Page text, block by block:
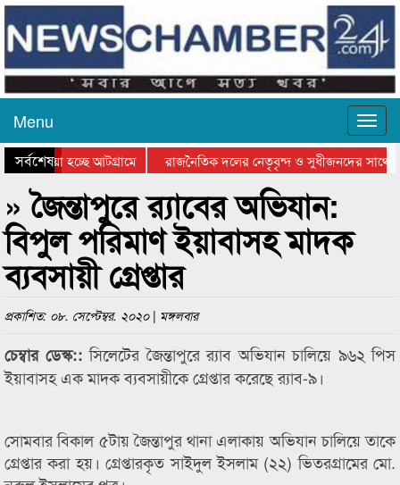
Menu
সর্বশেষ
যাওয়া হচ্ছে আটগ্রামে
রাজনৈতিক দলের নেতৃবৃন্দ ও সুধীজনদের সাথে
পুরস্কার বিতরণ সম্পন্ন
সিলেটে বাংলাদেশ গ্রুপ থিয়েটার
» জৈন্তাপুরে র‌্যাবের অভিযান:
বিপুল পরিমাণ ইয়াবাসহ মাদক
ব্যবসায়ী গ্রেপ্তার
প্রকাশিত: ০৮. সেপ্টেম্বর. ২০২০ | মঙ্গলবার
চেম্বার ডেস্ক::সিলেটের জৈন্তাপুরে র‌্যাব অভিযান চালিয়ে ৯৬২ পিস
ইয়াবাসহ এক মাদক ব্যবসায়ীকে গ্রেপ্তার করেছে র‌্যাব-৯।
সোমবার বিকাল ৫টায় জৈন্তাপুর থানা এলাকায় অভিযান চালিয়ে তাকে
গ্রেপ্তার করা হয়। গ্রেপ্তারকৃত সাইদুল ইসলাম (২২) ভিতরগ্রামের মো.